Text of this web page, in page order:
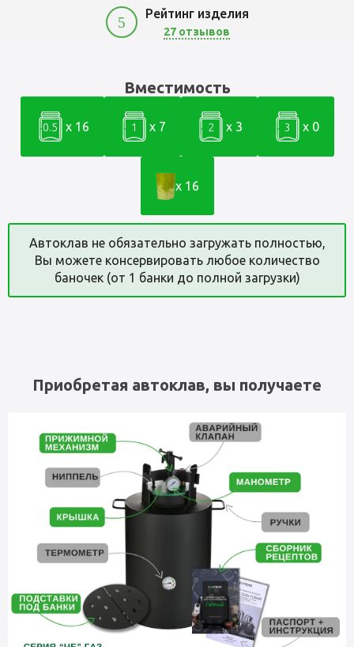
5
Рейтинг изделия
27 отзывов
Вместимость
0.5 x 16 1 x 7 2 x 3 3 x 0
x 16
Автоклав не обязательно загружать полностью,
Вы можете консервировать любое количество
баночек (от 1 банки до полной загрузки)
Приобретая автоклав, вы получаете